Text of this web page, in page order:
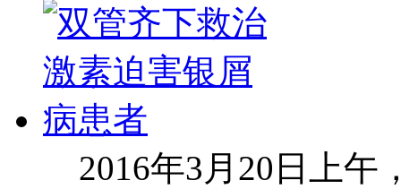
2016年3月20日上午